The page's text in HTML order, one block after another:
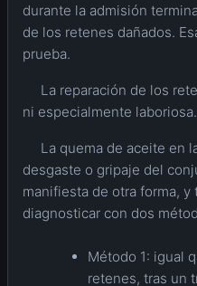
durante la admisión
de los retenes dañados.
prueba.
La reparación de los
ni especialmente laboriosa.
La quema de aceite en
desgaste o gripaje del
manifiesta de otra forma, y
diagnosticar con dos
Método 1: igual
retenes, tras un